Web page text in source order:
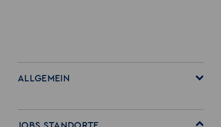
ALLGEMEIN